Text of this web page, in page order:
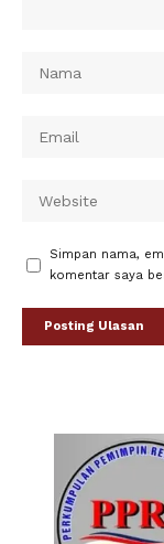
Simpan nama,
komentar saya